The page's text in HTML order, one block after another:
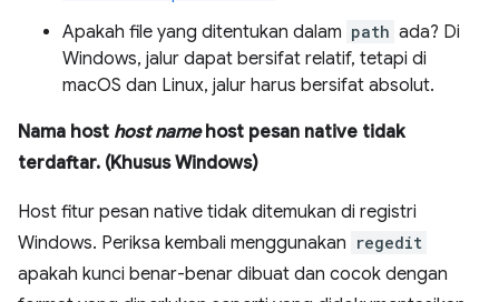
Apakah file yang ditentukan dalam path ada? Di
Windows, jalur dapat bersifat relatif, tetapi di
macOS dan Linux, jalur harus bersifat absolut.
Nama host host namehost pesan native tidak
terdaftar. (Khusus Windows)
Host fitur pesan native tidak ditemukan di registri
Windows. Periksa kembali menggunakan regedit
apakah kunci benar-benar dibuat dan cocok dengan